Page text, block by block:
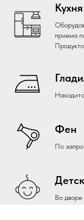
Кухня
приема
Фен
По
Во дворе